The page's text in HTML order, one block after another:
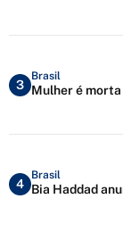
3
Brasil
Mulher é
4
Brasil
Bia Haddad